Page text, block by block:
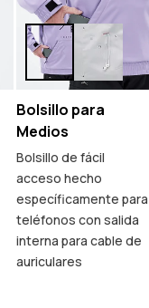
Bolsillo para
Medios
Bolsillo de fácil
acceso hecho
específicamente para
teléfonos con salida
interna para cable de
auriculares